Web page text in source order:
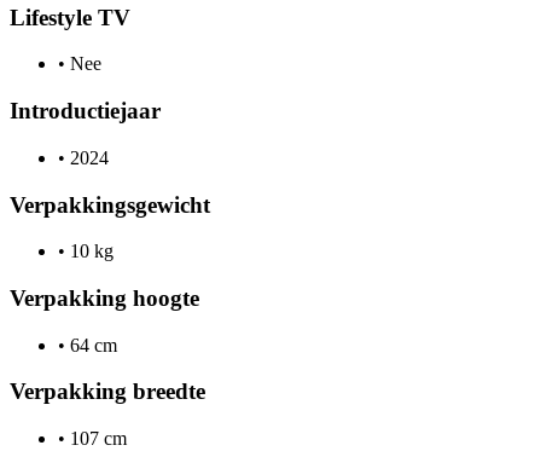
Lifestyle TV
• Nee
Introductiejaar
• 2024
Verpakkingsgewicht
• 10 kg
Verpakking hoogte
• 64 cm
Verpakking breedte
• 107 cm